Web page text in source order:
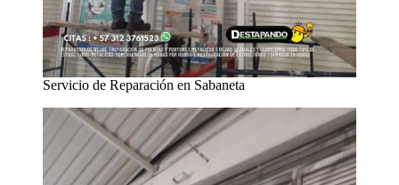
Servicio de Reparación en Sabaneta